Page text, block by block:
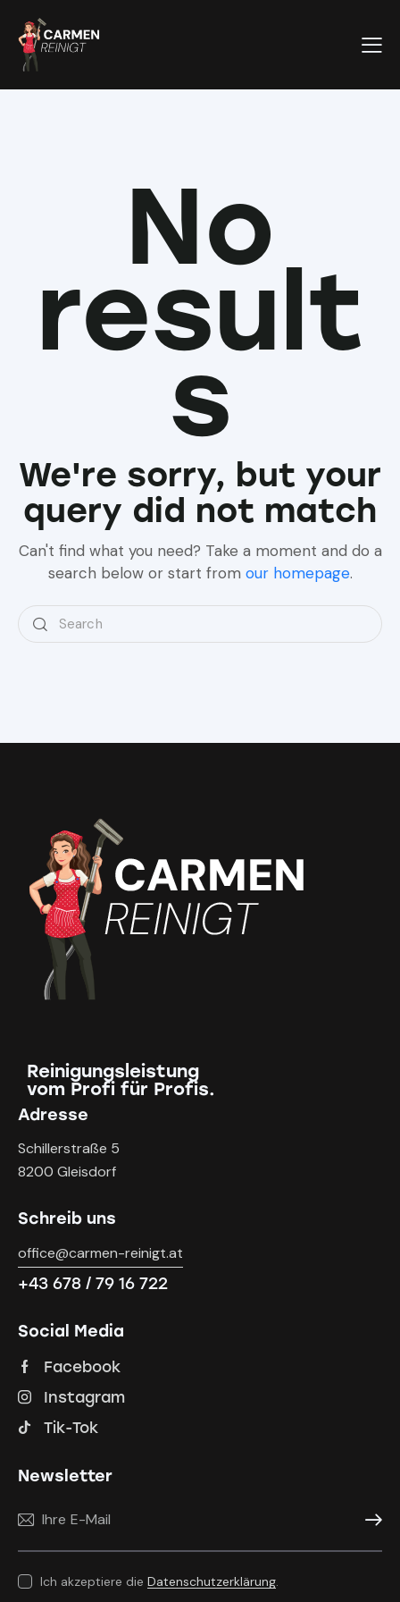
No
result
s
We're sorry, but your
query did not match
Can't find what you need? Take a moment and do a
search below or start from our homepage.
Reinigungsleistung
vom Profi für Profis.
Adresse
Schillerstraße 5
8200 Gleisdorf
Schreib uns
office@carmen-reinigt.at
+43 678 / 79 16 722
Social Media
Facebook
Instagram
Tik-Tok
Newsletter
Ich akzeptiere die Datenschutzerklärung